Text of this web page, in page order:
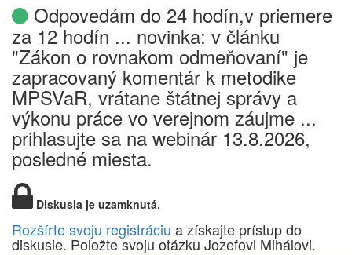
Odpovedám do 24 hodín,v priemere
za 12 hodín ... novinka: v článku
"Zákon o rovnakom odmeňovaní" je
zapracovaný komentár k metodike
MPSVaR, vrátane štátnej správy a
výkonu práce vo verejnom záujme ...
prihlasujte sa na webinár 13.8.2026,
posledné miesta.
Diskusia je uzamknutá.
Rozšírte svoju registráciu a získajte prístup do
diskusie. Položte svoju otázku Jozefovi Mihálovi.